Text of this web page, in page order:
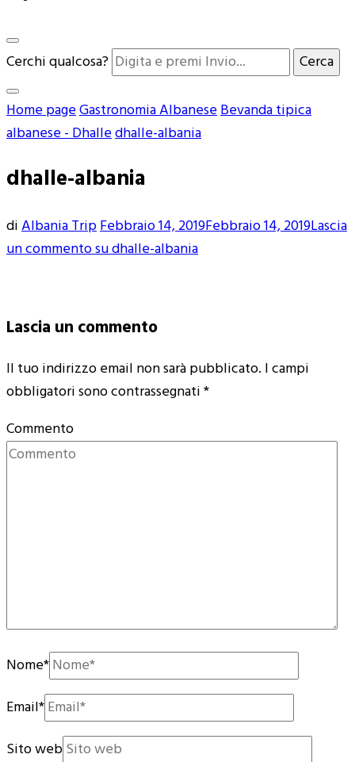
Cerchi qualcosa?
Home pageGastronomia AlbaneseBevanda tipica
albanese - Dhalledhalle-albania
dhalle-albania
diAlbania TripFebbraio 14, 2019Febbraio 14, 2019Lascia
un commentosu dhalle-albania
Lascia un commento
Il tuo indirizzo email non sarà pubblicato. I campi
obbligatori sono contrassegnati*
Commento
Nome*
Email*
Sito web